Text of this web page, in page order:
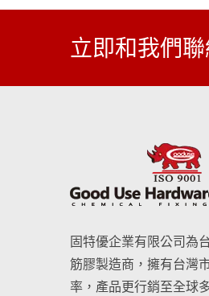
立即和我們
固特優企業有限公司為
筋膠製造商，擁有台灣
率，產品更行銷至全球